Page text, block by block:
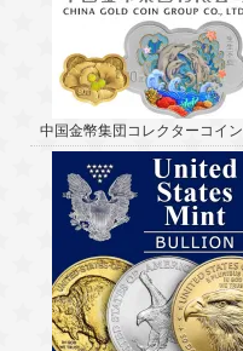
中国金幣集団コレクターコイン